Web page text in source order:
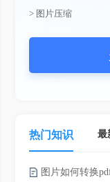
> 图片压缩
热门知识 最